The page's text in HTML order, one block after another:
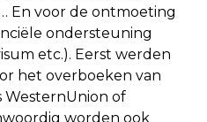
En voor de ontmoeting
ondersteuning
etc.). Eerst werden
het overboeken van
WesternUnion of
worden ook